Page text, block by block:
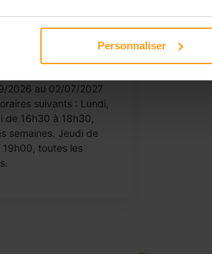
Personnaliser
7h/semaine
2026 au 02/07/2027
suivants : Lundi,
de 16h30 à 18h30,
semaines. Jeudi de
19h00, toutes les